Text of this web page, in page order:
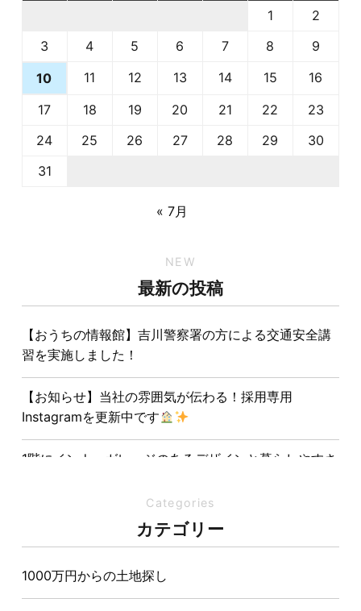
1
2
3
4 5 6 7 8
9
10
11 12 13 14 15
16
17
18 19 20 21 22
23
24
25 26 27 28 29
30
31
« 7月
NEW
最新の投稿
【おうちの情報館】吉川警察署の方による交通安全講
習を実施しました！
【お知らせ】当社の雰囲気が伝わる！採用専用
Instagramを更新中です
1階にインナーガレージのあるデザインと暮らしやすさ
夏の熱中症対策は家づくりから。屋根・壁・基礎の構
造が快適さをつくる理由
【埼玉県経営品質知事賞】大野知事へ受賞のご報告と
表敬訪問を行いました
Categories
カテゴリー
1000万円からの土地探し